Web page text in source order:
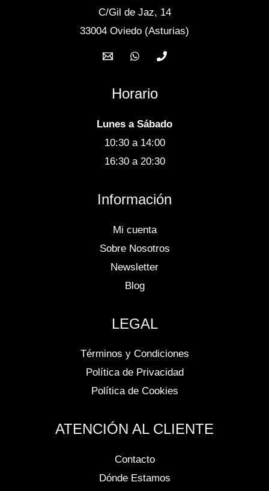
C/Gil de Jaz, 14
33004 Oviedo (Asturias)
Horario
Lunes a Sábado
10:30 a 14:00
16:30 a 20:30
Información
Mi cuenta
Sobre Nosotros
Newsletter
Blog
LEGAL
Términos y Condiciones
Política de Privacidad
Política de Cookies
ATENCIÓN AL CLIENTE
Contacto
Dónde Estamos